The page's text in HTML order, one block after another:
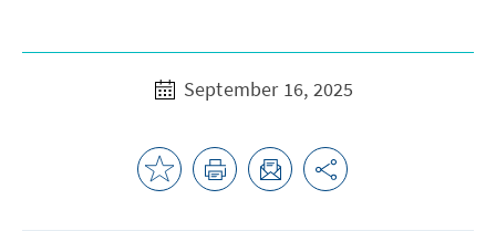
September 16, 2025